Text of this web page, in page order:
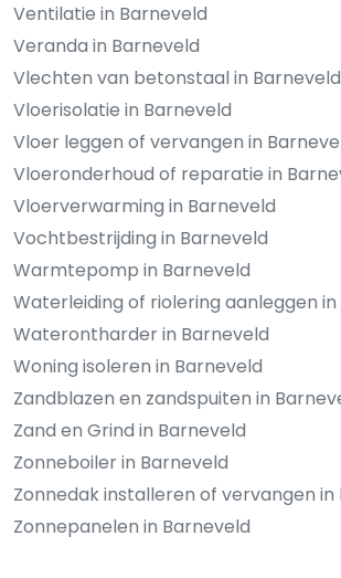
Ventilatie in Barneveld
Veranda in Barneveld
Vlechten van betonstaal in Barneveld
Vloerisolatie in Barneveld
Vloer leggen of vervangen in
Vloeronderhoud of reparatie in
Vloerverwarming in Barneveld
Vochtbestrijding in Barneveld
Warmtepomp in Barneveld
Waterleiding of riolering aanleggen
Waterontharder in Barneveld
Woning isoleren in Barneveld
Zandblazen en zandspuiten in
Zand en Grind in Barneveld
Zonneboiler in Barneveld
Zonnedak installeren of vervangen in
Zonnepanelen in Barneveld